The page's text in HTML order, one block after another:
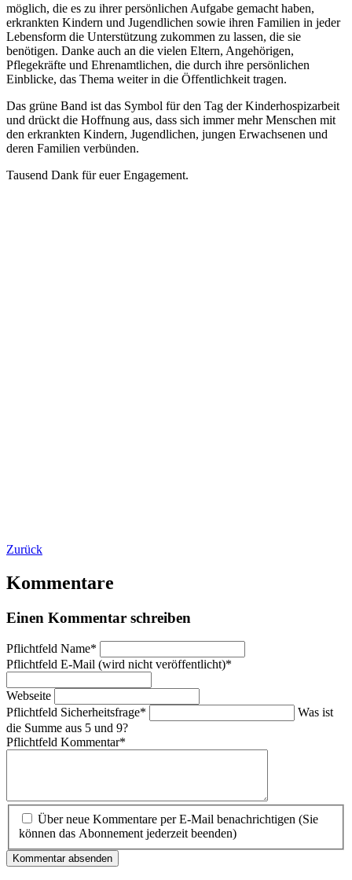
möglich, die es zu ihrer persönlichen Aufgabe gemacht haben,
erkrankten Kindern und Jugendlichen sowie ihren Familien in jeder
Lebensform die Unterstützung zukommen zu lassen, die sie
benötigen. Danke auch an die vielen Eltern, Angehörigen,
Pflegekräfte und Ehrenamtlichen, die durch ihre persönlichen
Einblicke, das Thema weiter in die Öffentlichkeit tragen.
Das grüne Band ist das Symbol für den Tag der Kinderhospizarbeit
und drückt die Hoffnung aus, dass sich immer mehr Menschen mit
den erkrankten Kindern, Jugendlichen, jungen Erwachsenen und
deren Familien verbünden.
Tausend Dank für euer Engagement.
Zurück
Kommentare
Einen Kommentar schreiben
Pflichtfeld Name*
Pflichtfeld E-Mail (wird nicht veröffentlicht)*
Webseite
Pflichtfeld Sicherheitsfrage*
Was ist
die Summe aus 5 und 9?
Pflichtfeld Kommentar*
Über neue Kommentare per E-Mail benachrichtigen (Sie
können das Abonnement jederzeit beenden)
Kommentar absenden